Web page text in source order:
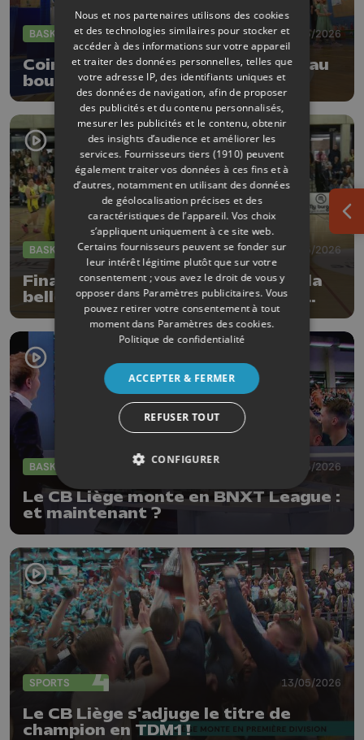
BASKET 17/05/2026
Cointe sacrée championne de R2 au
bout de la belle contre Natoye B
BASKET 16/05/2026
Finale PO R2B : Cointe disputera la
belle ce samedi à domicile face à
Natoye
BASKET 13/05/2026
Le CB Liège monte en BNXT League :
et maintenant ?
SPORTS 13/05/2026
Le CB Liège s'adjuge le titre de
champion en TDM1 !
Nous et nos partenaires utilisons des cookies
et des technologies similaires pour stocker et
accéder à des informations sur votre appareil
et traiter des données personnelles, telles que
votre adresse IP, des identifiants uniques et
des données de navigation, afin de proposer
des publicités et du contenu personnalisés,
mesurer les publicités et le contenu, obtenir
des insights d’audience et améliorer les
services. Fournisseurs tiers (1910) peuvent
également traiter vos données à ces fins et à
d’autres, notamment en utilisant des données
de géolocalisation précises et des
caractéristiques de l’appareil. Vos choix
s’appliquent uniquement à ce site web.
Certains fournisseurs peuvent se fonder sur
leur intérêt légitime plutôt que sur votre
consentement ; vous avez le droit de vous y
opposer dans Paramètres publicitaires. Vous
pouvez retirer votre consentement à tout
moment dans Paramètres des cookies.
Politique de confidentialité
ACCEPTER & FERMER
REFUSER TOUT
CONFIGURER